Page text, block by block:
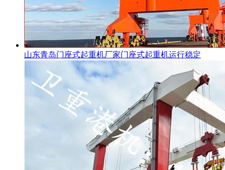
山东青岛门座式起重机厂家门座式起重机运行稳定